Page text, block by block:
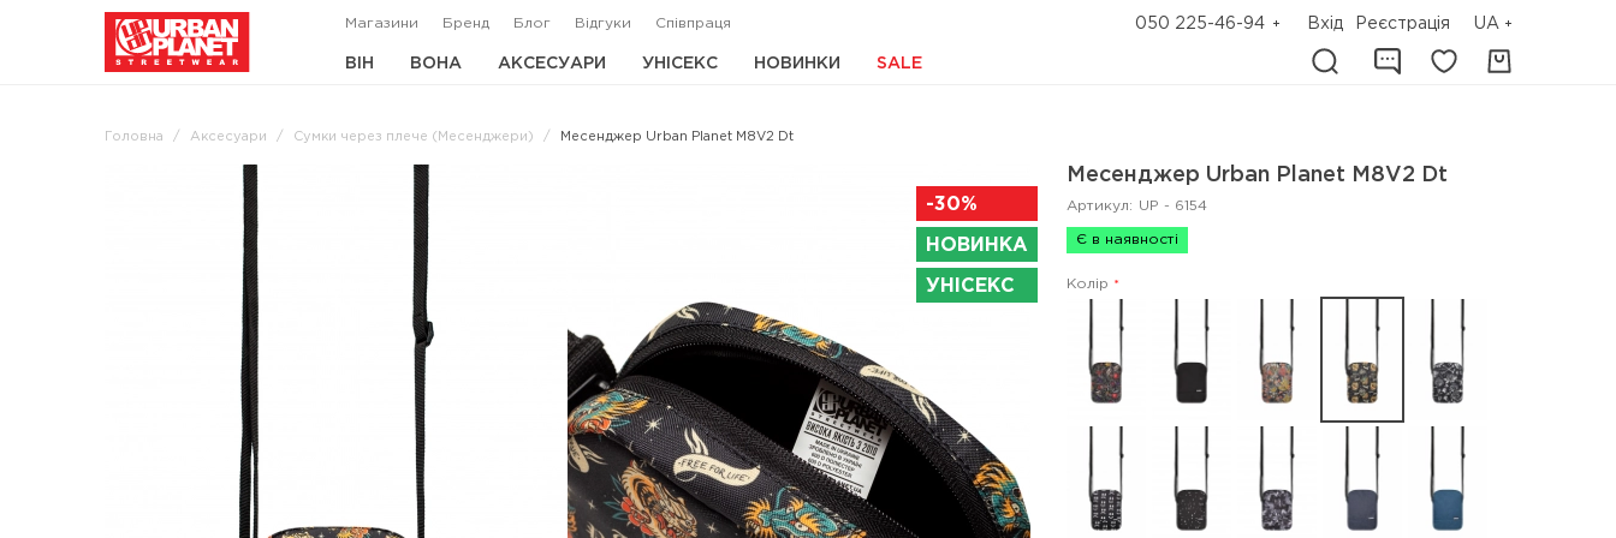
Магазини Бренд Блог Відгуки Співпраця 050 225-46-94 Вхід Реєстрація UA
ВІН ВОНА АКСЕСУАРИ УНІСЕКС НОВИНКИ SALE
Головна Аксесуари Сумки через плече (Месенджери) Месенджер Urban Planet M8V2 Dt
-30%
НОВИНКА
УНІСЕКС
Месенджер Urban Planet M8V2 Dt
Артикул: UP - 6154
Є в наявності
Колір